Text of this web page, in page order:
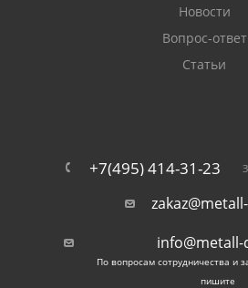
12-30
Коэффициент
Новости
Вопрос-ответ
Статьи
+7(495) 414-31-23
info@metall-
По вопросам сотрудничества и
пишите